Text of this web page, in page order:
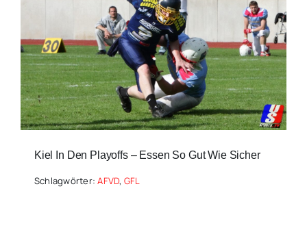
Kiel In Den Playoffs – Essen So Gut Wie Sicher
Schlagwörter:AFVD, GFL